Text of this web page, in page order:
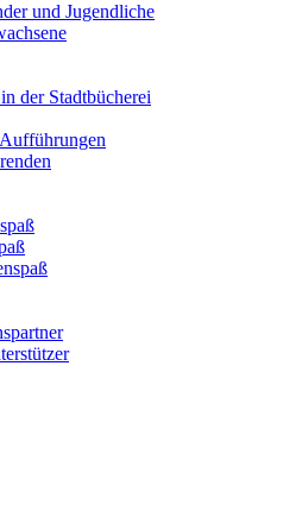
und Jugendliche
der Stadtbücherei